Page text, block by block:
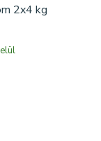
2x4 kg